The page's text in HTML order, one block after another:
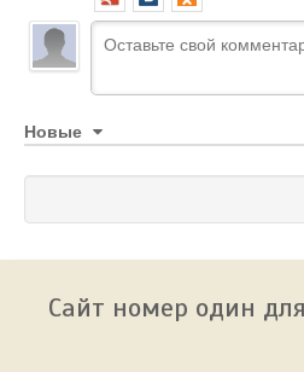
Новые
Сайт номер один